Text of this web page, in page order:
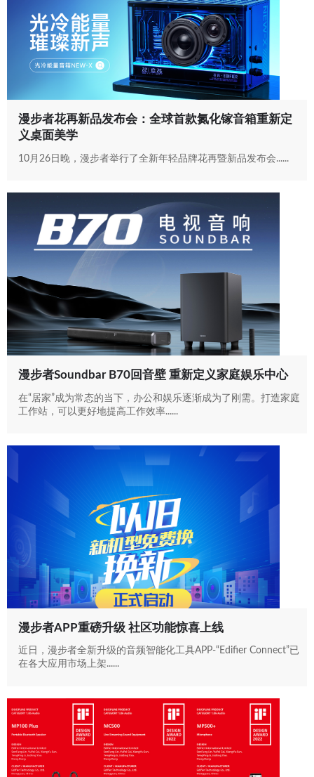
漫步者花再新品发布会：全球首款氮化镓音箱重新定
义桌面美学
10月26日晚，漫步者举行了全新年轻品牌花再暨新品发布会......
漫步者Soundbar B70回音壁 重新定义家庭娱乐中心
在“居家”成为常态的当下，办公和娱乐逐渐成为了刚需。打造家庭
工作站，可以更好地提高工作效率......
漫步者APP重磅升级 社区功能惊喜上线
近日，漫步者全新升级的音频智能化工具APP-“Edifier Connect”已
在各大应用市场上架......